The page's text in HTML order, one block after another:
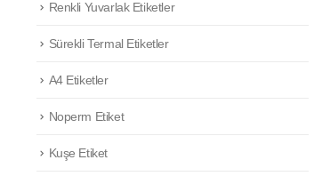
Renkli Yuvarlak Etiketler
Sürekli Termal Etiketler
A4 Etiketler
Noperm Etiket
Kuşe Etiket